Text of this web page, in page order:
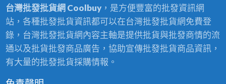
台灣批發批貨網 Coolbuy，是方便豐富的批發資訊網
站，各種批發批貨資訊都可以在台灣批發批貨網免費登
錄，台灣批發批貨網內容主軸是提供批貨與批發商情的流
通以及批貨批發商品廣告，協助宣傳批發批貨商品資訊，
有大量的批發批貨採購情報。